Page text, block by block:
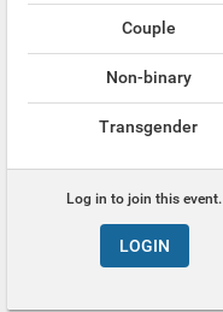
Couple
Non-binary
Transgender
Log in to join this event.
LOGIN